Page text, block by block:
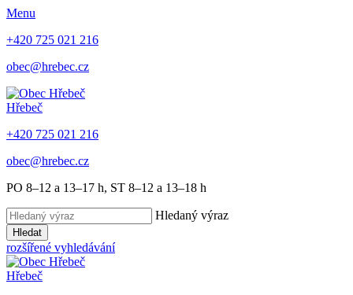
Menu
+420 725 021 216
obec@hrebec.cz
Hřebeč
+420 725 021 216
obec@hrebec.cz
PO 8–12 a 13–17 h, ST 8–12 a 13–18 h
Hledaný výraz
Hledat
rozšířené vyhledávání
Hřebeč